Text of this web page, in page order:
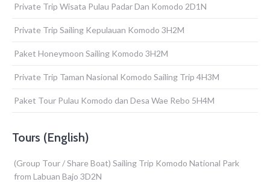
Private Trip Wisata Pulau Padar Dan Komodo 2D1N
Private Trip Sailing Kepulauan Komodo 3H2M
Paket Honeymoon Sailing Komodo 3H2M
Private Trip Taman Nasional Komodo Sailing Trip 4H3M
Paket Tour Pulau Komodo dan Desa Wae Rebo 5H4M
Tours (English)
(Group Tour / Share Boat) Sailing Trip Komodo National Park
from Labuan Bajo 3D2N